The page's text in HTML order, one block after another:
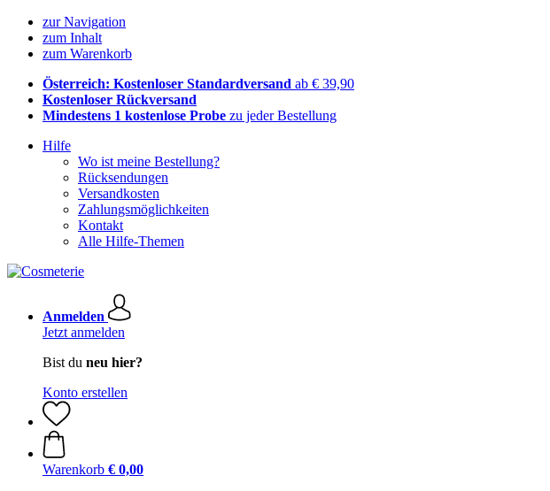
zur Navigation
zum Inhalt
zum Warenkorb
Österreich: Kostenloser Standardversand ab € 39,90
Kostenloser Rückversand
Mindestens 1 kostenlose Probe zu jeder Bestellung
Hilfe
Wo ist meine Bestellung?
Rücksendungen
Versandkosten
Zahlungsmöglichkeiten
Kontakt
Alle Hilfe-Themen
Anmelden
Jetzt anmelden
Bist du neu hier?
Konto erstellen
Warenkorb € 0,00